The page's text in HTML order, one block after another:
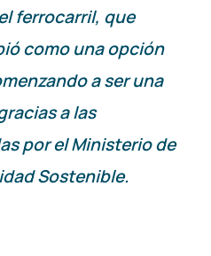
ferrocarril, que
como una opción
a ser una
a las
por el Ministerio de
Sostenible.